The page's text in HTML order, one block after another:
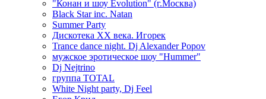
"Конан и шоу Evolution" (г.Москва)
Black Star inc. Natan
Summer Party
Дискотека ХХ века. Игорек
Trance dance night. Dj Alexander Popov
мужское эротическое шоу "Hummer"
Dj Nejtrino
группа TOTAL
White Night party, Dj Feel